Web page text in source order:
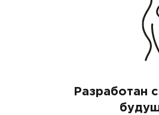
Разработан